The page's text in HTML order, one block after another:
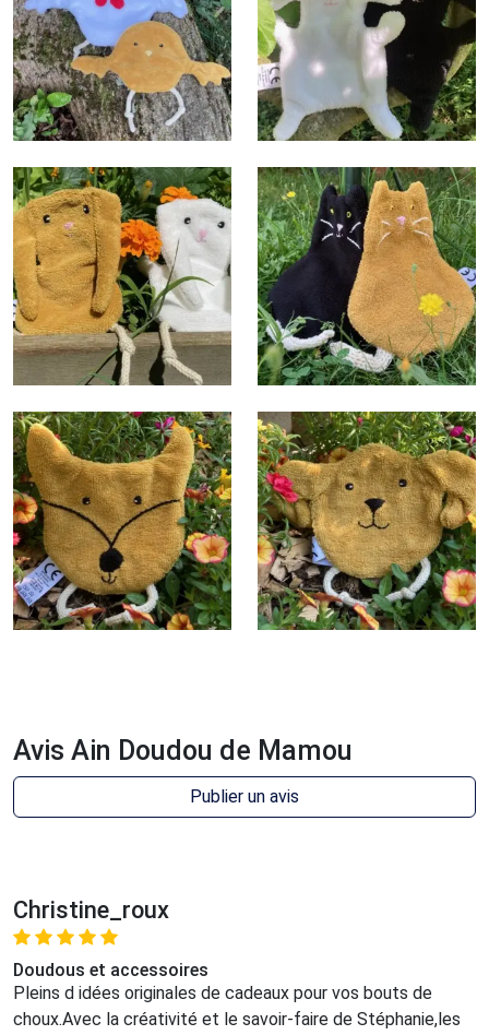
Avis Ain Doudou de Mamou
Publier un avis
Christine_roux
Doudous et accessoires
Pleins d idées originales de cadeaux pour vos bouts de
choux.Avec la créativité et le savoir-faire de Stéphanie,les